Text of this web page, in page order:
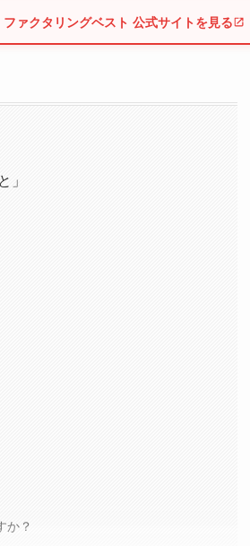
ファクタリングベスト 公式サイトを見る
」
か？